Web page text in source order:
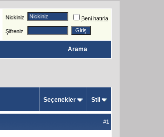
Nickiniz Beni hatırla
Şifreniz
Arama
Seçenekler Stil
#1